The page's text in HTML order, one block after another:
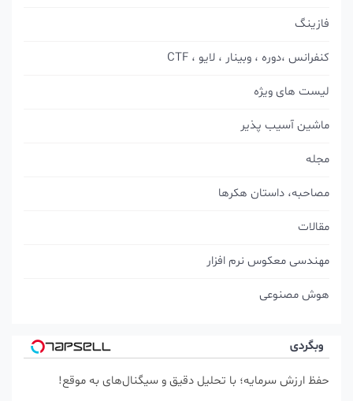
فازینگ
کنفرانس ،دوره ، وبینار ، لایو ، CTF
لیست های ویژه
ماشین آسیب پذیر
مصاحبه، داستان هکرها
مقالات
مهندسی معکوس نرم افزار
هوش مصنوعی
وبگردی
حفظ ارزش سرمایه؛ با تحلیل دقیق و سیگنال‌های به موقع!